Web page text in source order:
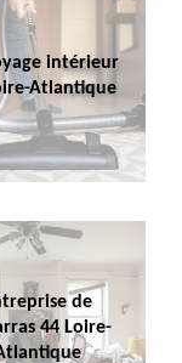
intérieur
Atlantique
de
44 Loire-